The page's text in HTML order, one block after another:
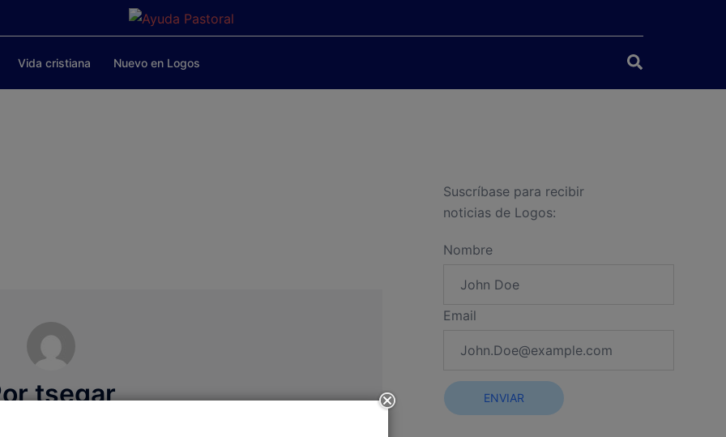
Vida cristiana Nuevo en Logos Buscar
tsegar
Suscríbase para recibir
noticias de Logos:
Nombre
Email
ENVIAR